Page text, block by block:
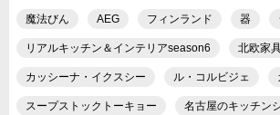
魔法びん AEG フィンランド 器
リアルキッチン＆インテリアseason6 北欧家
カッシーナ・イクスシー ル・コルビジェ
スープストックトーキョー 名古屋のキッチン